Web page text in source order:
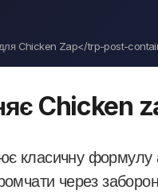
для Chicken Zap</trp-post-
Chicken
класичну формулу
через